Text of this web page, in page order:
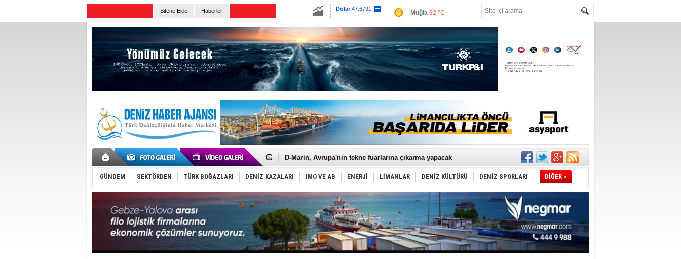
Sitene Ekle Haberler Dolar 47.6791 Muğla 32 °C
Taksi Botlar, 50 yıldır Marmaris’in mavi sularında
SOCAR da MSC Tiger’a katıldı!
Türkiye'nin ‘Denizcilik Gücü’!
Dünyanın en tehlikeli yosunu: Yüz binlerce canlıyı öldürmüş
Hürmüz’de bekleyen gemiler biyolojik bombaya dönüşüyor
Rusya'nın gizli filosu büyüyor!
D-Marin, Avrupa'nın tekne fuarlarına çıkarma yapacak
Van’da inşa edilen teknelere yoğun talep var
ASEAN ilk P&I Sigorta Kulübünü kurmaya hazırlanıyor
TAYK - Eker Olympos Regatta'da ilk start!
İstanbul ve Çanakkale: 6 ayda 40.000 gemi
TEKNOFEST ‘Mavi Vatan’ ziyaretçi kayıtları başladı!
Tersane işçilerinin direnişi, kazanımla sonuçlandı
GÜNDEM SEKTÖRDEN TÜRK BOĞAZLARI DENİZ KAZALARI IMO VE AB ENERJİ LİMANLAR DENİZ KÜLTÜRÜ DENİZ SPORLARI DİĞER »